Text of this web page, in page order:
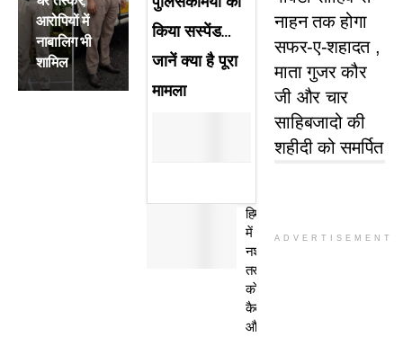
आरोपियों में
नाबालिग भी
शामिल
किया सस्पेंड…
जानें क्या है पूरा
मामला
हिमाचल
में
नशा
तस्कर
काे
कैद
और
नाहन तक होगा
सफर-ए-शहादत ,
माता गुजर कौर
जी और चार
साहिबजादो की
शहीदी को समर्पित
ADVERTISEMENT